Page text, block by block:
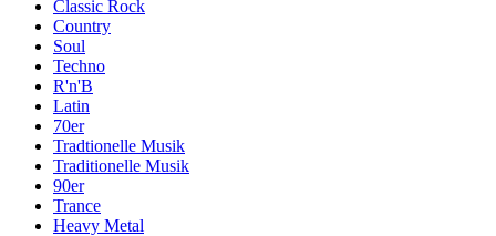
Classic Rock
Country
Soul
Techno
R'n'B
Latin
70er
Tradtionelle Musik
Traditionelle Musik
90er
Trance
Heavy Metal